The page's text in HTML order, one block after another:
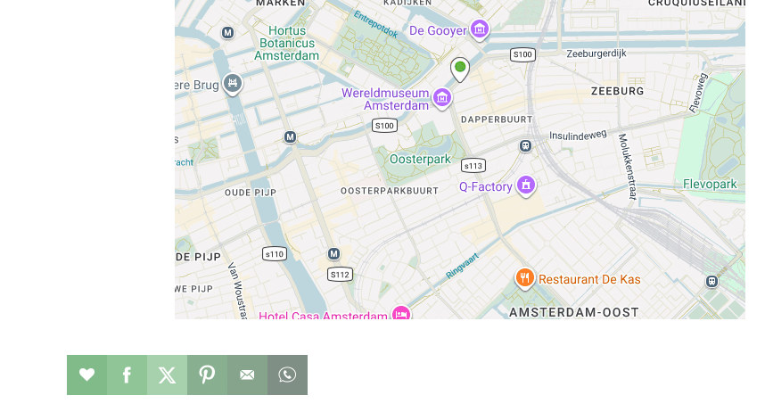
Restaurant toevoegen aan favorieten
Deel dit op facebook
Deel dit op twitter
Deel dit op pinterest